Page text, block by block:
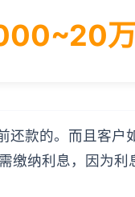
还款的。而且客户
缴纳利息，因为利